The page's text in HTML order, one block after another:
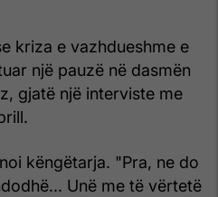
kriza e vazhdueshme e
një pauzë në dasmën
gjatë një interviste me
këngëtarja. "Pra, ne do
Unë me të vërtetë